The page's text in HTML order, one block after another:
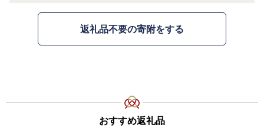
返礼品不要の寄附をする
おすすめ返礼品